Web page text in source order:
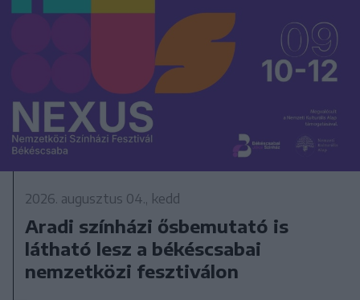
2026. augusztus 04., kedd
Aradi színházi ősbemutató is
látható lesz a békéscsabai
nemzetközi fesztiválon